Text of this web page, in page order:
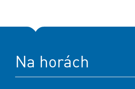
Na horách